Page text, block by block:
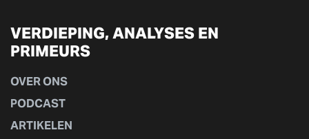
VERDIEPING, ANALYSES EN
PRIMEURS
OVER ONS
PODCAST
ARTIKELEN